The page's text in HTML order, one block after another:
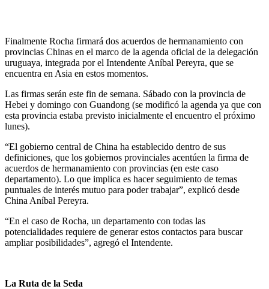
Finalmente Rocha firmará dos acuerdos de hermanamiento con
provincias Chinas en el marco de la agenda oficial de la delegación
uruguaya, integrada por el Intendente Aníbal Pereyra, que se
encuentra en Asia en estos momentos.
Las firmas serán este fin de semana. Sábado con la provincia de
Hebei y domingo con Guandong (se modificó la agenda ya que con
esta provincia estaba previsto inicialmente el encuentro el próximo
lunes).
“El gobierno central de China ha establecido dentro de sus
definiciones, que los gobiernos provinciales acentúen la firma de
acuerdos de hermanamiento con provincias (en este caso
departamento). Lo que implica es hacer seguimiento de temas
puntuales de interés mutuo para poder trabajar”, explicó desde
China Aníbal Pereyra.
“En el caso de Rocha, un departamento con todas las
potencialidades requiere de generar estos contactos para buscar
ampliar posibilidades”, agregó el Intendente.
La Ruta de la Seda